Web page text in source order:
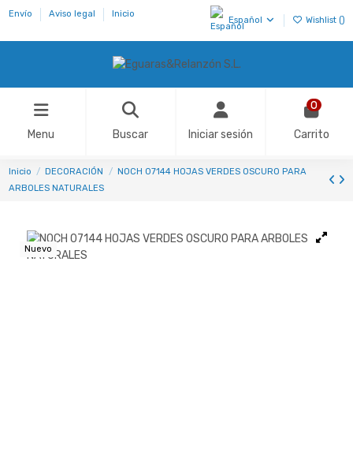
Envío Aviso legal Inicio
Español Wishlist ()
Menu Buscar Iniciar sesión
0
Carrito
Inicio DECORACIÓN
NOCH 07144 HOJAS VERDES OSCURO PARA
ARBOLES NATURALES
Nuevo